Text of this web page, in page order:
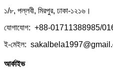
১/৮, পল্লবী, মিরপুর, ঢাকা-১২১৬।
যোগাযোগ: +88-01711388985/
ই-মেইল:
আর্কাইভ